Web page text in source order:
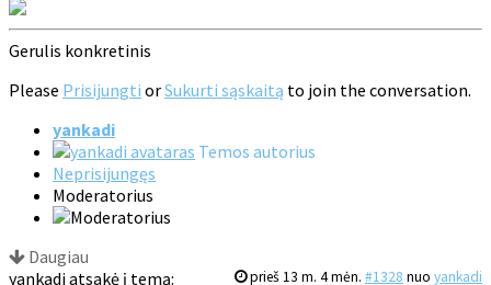
Gerulis konkretinis
Please Prisijungti orSukurti sąskaitą to join the conversation.
yankadi
Temos autorius
Neprisijungęs
Moderatorius
Daugiau
prieš 13 m. 4 mėn. #1328 nuo yankadi
yankadi atsakė į temą: